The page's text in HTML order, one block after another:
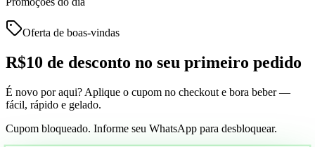
Oferta de boas-vindas
R$10 de desconto no seu primeiro pedido
É novo por aqui? Aplique o cupom no checkout e bora beber —
fácil, rápido e gelado.
Cupom bloqueado. Informe seu WhatsApp para desbloquear.